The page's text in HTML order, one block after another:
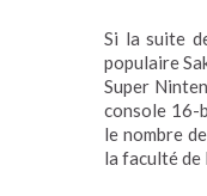
Si la suite
populaire
Super
console 16-
le nombre
la faculté de